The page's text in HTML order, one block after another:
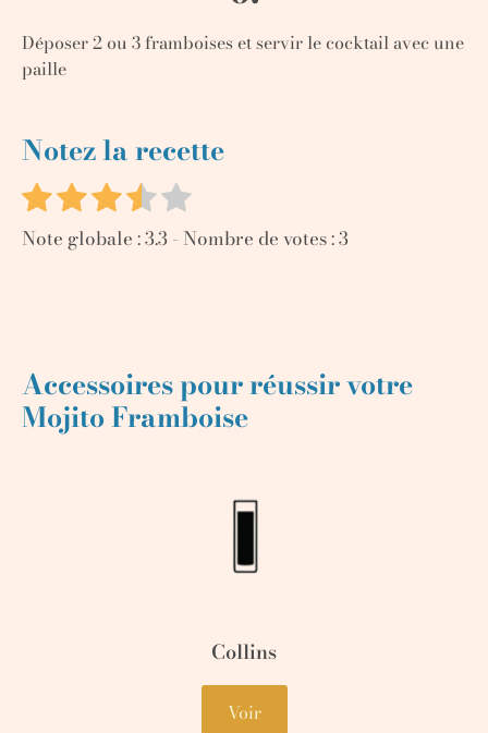
Déposer 2 ou 3 framboises et servir le cocktail avec une
paille
Notez la recette
Note globale :3.3- Nombre de votes :3
Accessoires pour réussir votre
Mojito Framboise
Collins
Voir